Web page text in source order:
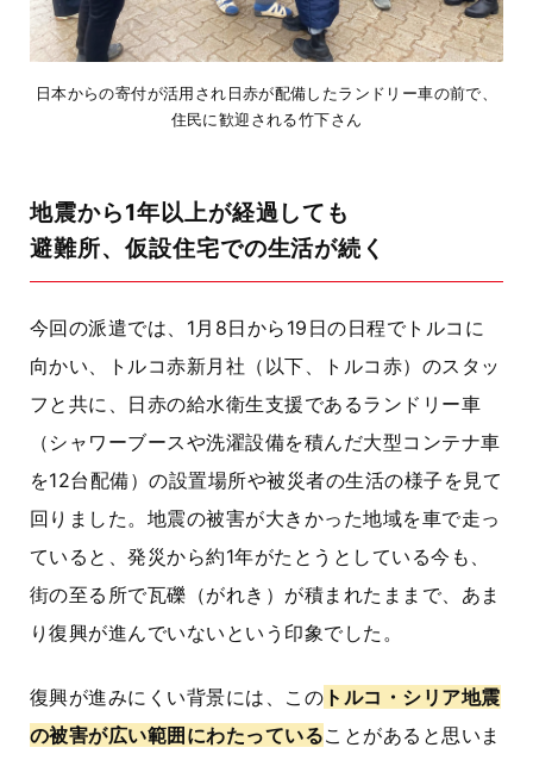
日本からの寄付が活用され日赤が配備したランドリー車の前で、
住民に歓迎される竹下さん
地震から1年以上が経過しても
避難所、仮設住宅での生活が続く
今回の派遣では、1月8日から19日の日程でトルコに
向かい、トルコ赤新月社（以下、トルコ赤）のスタッ
フと共に、日赤の給水衛生支援であるランドリー車
（シャワーブースや洗濯設備を積んだ大型コンテナ車
を12台配備）の設置場所や被災者の生活の様子を見て
回りました。地震の被害が大きかった地域を車で走っ
ていると、発災から約1年がたとうとしている今も、
街の至る所で瓦礫（がれき）が積まれたままで、あま
り復興が進んでいないという印象でした。
復興が進みにくい背景には、この トルコ・シリア地震
の被害が広い範囲にわたっていることがあると思いま